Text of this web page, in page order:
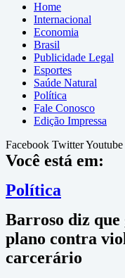
Home
Internacional
Economia
Brasil
Publicidade Legal
Esportes
Saúde Natural
Política
Fale Conosco
Edição Impressa
Facebook TwitterYoutube
Você está em:
Política
Barroso diz
plano contra
carcerário